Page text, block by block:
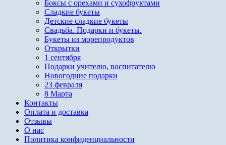
Боксы с орехами и сухофруктами
Сладкие букеты
Детские сладкие букеты
Свадьба. Подарки и букеты.
Букеты из морепродуктов
Открытки
1 сентября
Подарки учителю, воспитателю
Новогодние подарки
23 февраля
8 Марта
Контакты
Оплата и доставка
Отзывы
О нас
Политика конфиденциальности